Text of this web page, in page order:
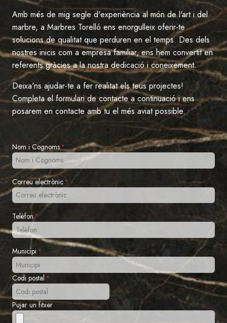
Amb més de mig segle d'experiència al món de l'art i del
marbre, a Marbres Torelló ens enorgulleix oferir-te
solucions de qualitat que perduren en el temps. Des dels
nostres inicis com a empresa familiar, ens hem convertit en
referents gràcies a la nostra dedicació i coneixement.
Deixa'ns ajudar-te a fer realitat els teus projectes!
Completa el formulari de contacte a continuació i ens
posarem en contacte amb tu el més aviat possible.
Nom i Cognoms*
Correu electrònic*
Telèfon*
Municipi *
Codi postal *
Pujar un fitxer